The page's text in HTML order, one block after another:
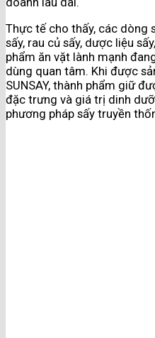
Thực tế cho thấy, các dòng
sấy, rau củ sấy, dược liệu
phẩm ăn vặt lành mạnh
dùng quan tâm. Khi được
SUNSAY, thành phẩm giữ
đặc trưng và giá trị dinh
phương pháp sấy truyền